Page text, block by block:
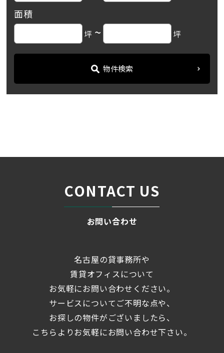
面積
坪 ~ 坪
物件検索
CONTACT US
お問い合わせ
名古屋の貸事務所や
賃貸オフィスについて
お気軽にお問い合わせください。
サービスについてご不明な点や、
お探しの物件がございましたら、
こちらよりお気軽にお問い合わせ下さい。